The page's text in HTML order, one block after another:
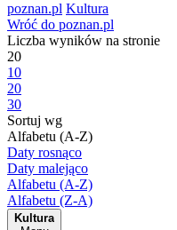
poznan.pl Kultura
Wróć do poznan.pl
Liczba wyników na stronie
20
10
20
30
Sortuj wg
Alfabetu (A-Z)
Daty rosnąco
Daty malejąco
Alfabetu (A-Z)
Alfabetu (Z-A)
Kultura